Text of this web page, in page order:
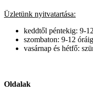
Üzletünk nyitvatartása:
keddtől péntekig: 9-
szombaton: 9-12 óráig
vasárnap és hétfő:
Oldalak